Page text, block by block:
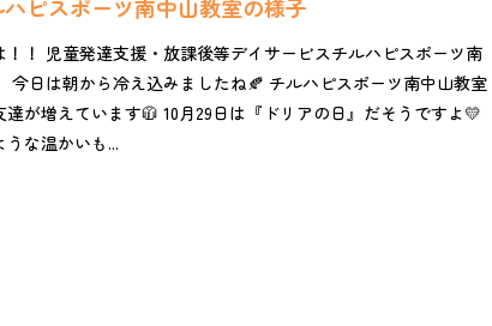
ハピスポーツ南中山教室の様子
！！ 児童発達支援・放課後等デイサービスチルハピスポーツ南
は朝から冷え込みましたね🍂 チルハピスポーツ南中山教室
達が増えています🧥 10月29日は『ドリアの日』だそうですよ💛
な温かいも...